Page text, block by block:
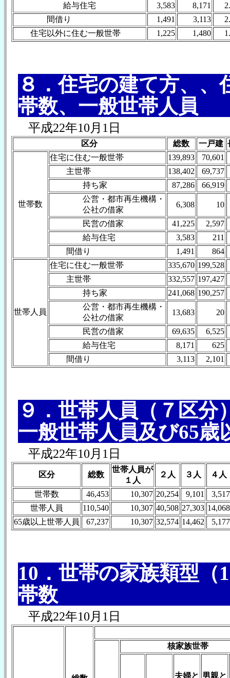
給与住宅
3,583 8,171
間借り
1,491 3,113
住宅以外に住む一般世帯
1,225 1,480
８．住宅の建て方、
帯数、一般世帯人員
平成22年10月1日
区分 総数 一戸建
世帯数
住宅に住む一般世帯 139,893
70,601
主世帯
138,402
69,737
持ち家
87,286
66,919
公営・都市再生機構・
公社の借家
6,308 10
民営の借家 41,225
2,597
給与住宅
3,583
211
間借り
1,491 864
世帯人員
住宅に住む一般世帯 335,670 199,528
主世帯
332,557 197,427
持ち家
241,068 190,257
公営・都市再生機構・
公社の借家
13,683 20
民営の借家 69,635
6,525
給与住宅
8,171
625
間借り
3,113 2,101
９．世帯人員（７区
一般世帯人員及び65歳
平成22年10月1日
区分 総数
世帯人員が
１人
２人 ３人 ４人
世帯数 46,453 10,307 20,254 9,101
3,517
世帯人員
110,540 10,307 40,508 27,303 14,068
65歳以上世帯人員
67,237 10,307 32,574 14,462 5,177
10．世帯の家族類型（
帯数
平成22年10月1日
核家族世帯
夫婦と 男親と